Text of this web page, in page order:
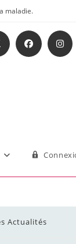
maladie.
Actualités